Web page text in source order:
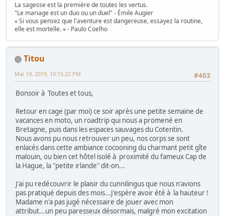
La sagesse est la première de toutes les vertus.
"Le mariage est un duo ou un duel" - Émile Augier
« Si vous pensez que l'aventure est dangereuse, essayez la routine,
elle est mortelle. » - Paulo Coelho
Titou
#403
Mai 19, 2019, 10:15:22 PM
Bonsoir à Toutes et tous,
Retour en cage (par moi) ce soir après une petite semaine de
vacances en moto, un roadtrip qui nous a promené en
Bretagne, puis dans les espaces sauvages du Cotentin.
Nous avons pu nous retrouver un peu, nos corps se sont
enlacés dans cette ambiance cocooning du charmant petit gîte
malouin, ou bien cet hôtel isolé à proximité du fameux Cap de
la Hague, la "petite irlande" dit-on...
J'ai pu redécouvrir le plaisir du cunnilingus que nous n'avions
pas pratiqué depuis des mois...J'espère avoir été à la hauteur !
Madame n'a pas jugé nécessaire de jouer avec mon
attribut...un peu paresseux désormais, malgré mon excitation